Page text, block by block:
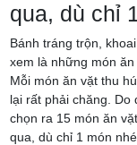
qua, dù chỉ
Bánh tráng trộn,
xem là những món
Mỗi món ăn vặt thu
lại rất phải chăng. Do
chọn ra 15 món ăn
qua, dù chỉ 1 món